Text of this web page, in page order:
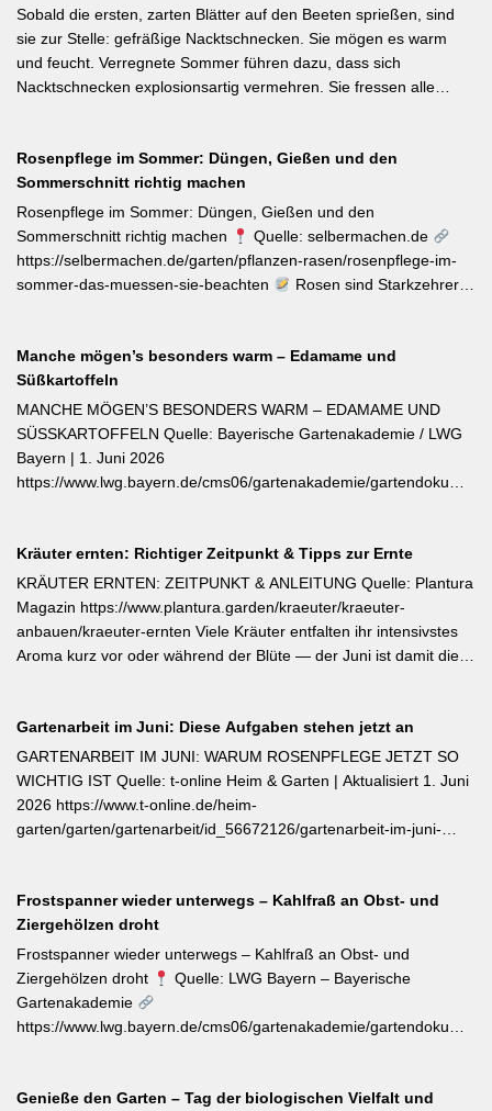
Herbst reich blüht und sich hervorragend für Balkonkästen und
Ampeln eignet. Die Bayerische Genusspflanze des Jahres 2026
ist die Erdbeere ‚Lilly Waldberry‘, die durch ihr intensiv
waldbeererinnerndes Aroma überzeugt und ab Juni durchgehend
bayerische Gärtnereien erhältlich. Wer auf regional empfohlene
Pflanzen setzen möchte, liegt mit diesen beiden Sorten für Balkon
und Nutzgarten genau richtig.
Sobald die ersten, zarten Blätter auf den Beeten sprießen, sind
sie zur Stelle: gefräßige Nacktschnecken. Sie mögen es warm
und feucht. Verregnete Sommer führen dazu, dass sich
Nacktschnecken explosionsartig vermehren. Sie fressen alle
hier. Weiterlesen bei MDR-Garten
Rosenpflege im Sommer: Düngen, Gießen und den
Sommerschnitt richtig machen
Rosenpflege im Sommer: Düngen, Gießen und den
Sommerschnitt richtig machen
Quelle: selbermachen.de
https://selbermachen.de/garten/pflanzen-rasen/rosenpflege-im-
sommer-das-muessen-sie-beachten
Rosen sind Starkzehrer –
bis Mitte Juli abgeschlossen sein, damit sich die Pflanzen auf die
Überwinterung vorbereiten können. Der entscheidende Tipp für
öfterblühende Sorten: Verwelkte Blüten mit 2–3 Blattstielpaaren
darunter sofort abschneiden – das regt neue Knospen an und
verlängert die Blütezeit erheblich. [Thema-Tag: #Rosenpflege
#Pflanzenpflege #Gehölze]
Manche mögen’s besonders warm – Edamame und
Süßkartoffeln
MANCHE MÖGEN’S BESONDERS WARM – EDAMAME UND
SÜSSKARTOFFELN Quelle: Bayerische Gartenakademie / LWG
Bayern | 1. Juni 2026
https://www.lwg.bayern.de/cms06/gartenakademie/
ins Freiland. Edamame (Garten-Soja) kann direkt gesät oder
vorgezogen werden; Staffelsaaten sind bis Anfang Juli möglich,
die Ernte beginnt ab August. Süßkartoffeln sind ausschließlich als
Jungpflanzen erhältlich und benötigen Wärme, Sonne und einen
tiefen, durchlässigen Boden. Frisch geerntete Knollen müssen
Kräuter ernten: Richtiger Zeitpunkt & Tipps zur Ernte
KRÄUTER ERNTEN: ZEITPUNKT & ANLEITUNG Quelle: Plantura
Magazin https://www.plantura.garden/kraeuter/kraeuter-
anbauen/kraeuter-ernten Viele Kräuter entfalten ihr intensivstes
Aroma kurz vor oder während der Blüte — der Juni ist damit die
Abtrocknen des Taus, bevor die Mittagshitze ätherische Öle
verflüchtigt. Beim Schnitt empfehlen sich ganze Triebspitzen statt
einzelner Blätter — das fördert buschigen Neuaustrieb und
ermöglicht weitere Ernten im Sommer. Für die Trocknung werden
Büschel kopfüber an einem schattigen, luftigen Ort aufgehängt
Gartenarbeit im Juni: Diese Aufgaben stehen jetzt an
GARTENARBEIT IM JUNI: WARUM ROSENPFLEGE JETZT SO
WICHTIG IST Quelle: t-online Heim & Garten | Aktualisiert 1. Juni
2026 https://www.t-online.de/heim-
garten/garten/gartenarbeit/id_56672126/gartenarbeit-im-juni-
dem Boden — konsequent entfernt werden, da sie die veredelte
Sorte verdrängen. Kletterrosen wie ‚Sympathie‘ müssen neues
Riebtentrieb durch Anbinden in die gewünschte Richtung geleitet
werden. Ab Ende Juni ist die Hochblüte zudem die beste Zeit für
Veredelungen: robuste Sorten lassen sich jetzt mit jungen
Unterlagen zusammenbringen. Eine schnell wirkende
Spätsommer.
Frostspanner wieder unterwegs – Kahlfraß an Obst- und
Ziergehölzen droht
Frostspanner wieder unterwegs – Kahlfraß an Obst- und
Ziergehölzen droht
Quelle: LWG Bayern – Bayerische
Gartenakademie
https://www.lwg.bayern.de/cms06/gartenakademie/
Apfelbäumen, Rosen, Ahorn und Hartriegel. Die charakteristisch
Genieße den Garten – Tag der biologischen Vielfalt und